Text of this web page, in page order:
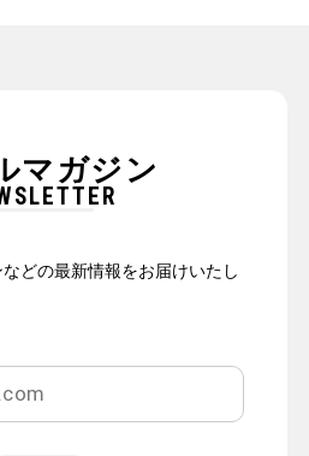
マガジン
どの最新情報をお届けいたし